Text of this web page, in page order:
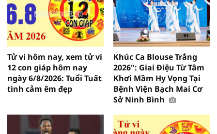
Tử vi hôm nay, xem tử vi
12 con giáp hôm nay
ngày 6/8/2026: Tuổi Tuất
tình cảm êm đẹp
Khúc Ca Blouse Trắng
2026": Giai Điệu Từ Tâm
Khơi Mầm Hy Vọng Tại
Bệnh Viện Bạch Mai Cơ
Sở Ninh Bình